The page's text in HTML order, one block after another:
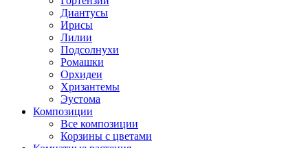
Диантусы
Ирисы
Лилии
Подсолнухи
Ромашки
Орхидеи
Хризантемы
Эустома
Композиции
Все композиции
Корзины с цветами